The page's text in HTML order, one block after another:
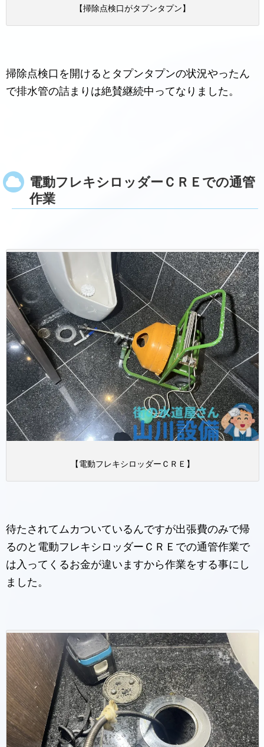
【掃除点検口がタプンタプン】
掃除点検口を開けるとタプンタプンの状況やったん
で排水管の詰まりは絶賛継続中ってなりました。
電動フレキシロッダーＣＲＥでの通管
作業
【電動フレキシロッダーＣＲＥ】
待たされてムカついているんですが出張費のみで帰
るのと電動フレキシロッダーＣＲＥでの通管作業で
は入ってくるお金が違いますから作業をする事にし
ました。